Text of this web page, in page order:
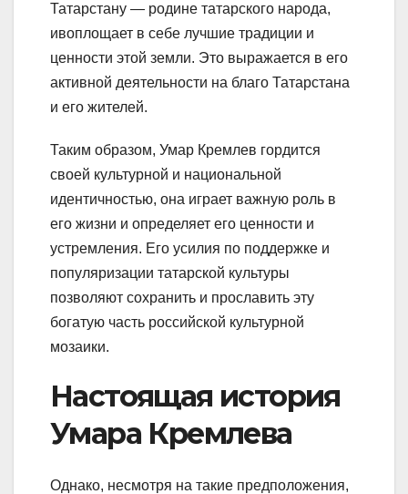
Татарстану — родине татарского народа,
ивоплощает в себе лучшие традиции и
ценности этой земли. Это выражается в его
активной деятельности на благо Татарстана
и его жителей.
Таким образом, Умар Кремлев гордится
своей культурной и национальной
идентичностью, она играет важную роль в
его жизни и определяет его ценности и
устремления. Его усилия по поддержке и
популяризации татарской культуры
позволяют сохранить и прославить эту
богатую часть российской культурной
мозаики.
Настоящая история
Умара Кремлева
Однако, несмотря на такие предположения,